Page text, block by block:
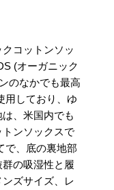
コットンソッ
(オーガニック
のなかでも最高
用しており、ゆ
、米国内でも
ンソックスで
で、底の裏地部
の吸湿性と履
ズサイズ、レ